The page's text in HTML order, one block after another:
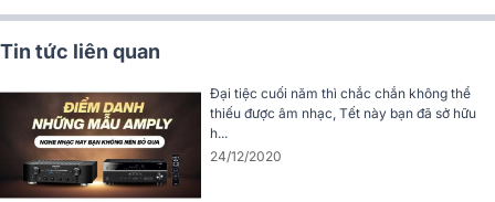
Tin tức liên quan
Đại tiệc cuối năm thì chắc chắn không thể
thiếu được âm nhạc, Tết này bạn đã sở hữu
h...
24/12/2020